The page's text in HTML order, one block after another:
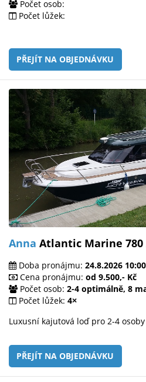
Počet osob:
Počet lůžek:
PŘEJÍT NA OBJEDNÁVKU
Anna Atlantic Marine 780
Doba pronájmu: 24.8.2026
Cena pronájmu: od 9.500,- Kč
Počet osob: 2-4 optimálně, 8
Počet lůžek: 4×
Luxusní kajutová loď pro 2-4 osoby
PŘEJÍT NA OBJEDNÁVKU